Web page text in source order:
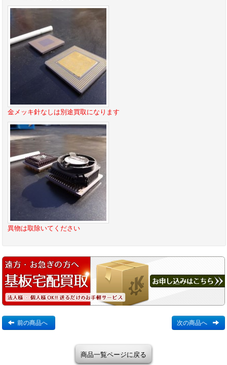
金メッキ針なしは別途買取になります
異物は取除いてください
前の商品へ 次の商品へ
商品一覧ページに戻る